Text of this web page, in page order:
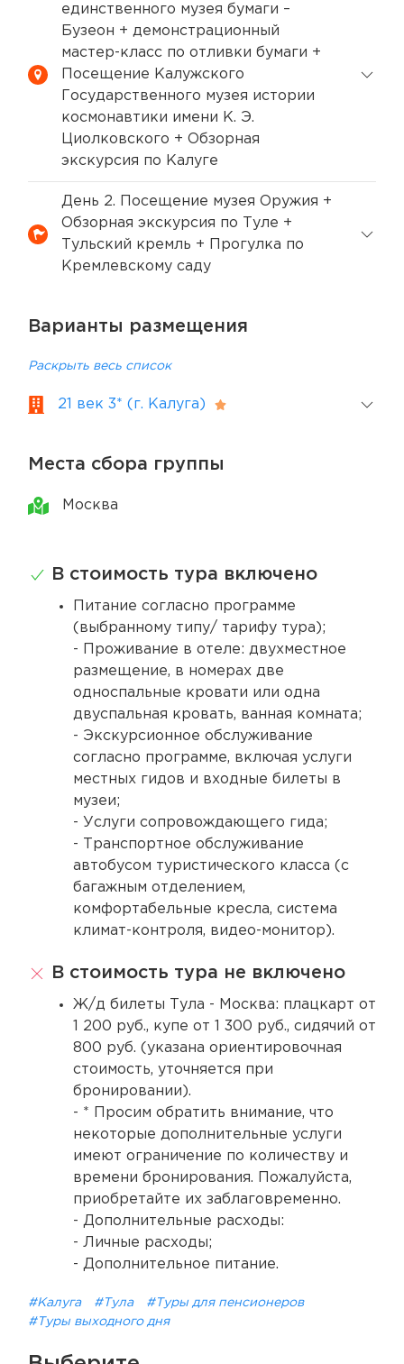
единственного музея бумаги –
Бузеон + демонстрационный
мастер-класс по отливки бумаги +
Посещение Калужского
Государственного музея истории
космонавтики имени К. Э.
Циолковского + Обзорная
экскурсия по Калуге
День 2. Посещение музея Оружия +
Обзорная экскурсия по Туле +
Тульский кремль + Прогулка по
Кремлевскому саду
Варианты размещения
Раскрыть весь список
21 век 3* (г. Калуга)
Места сбора группы
Москва
В стоимость тура включено
Питание согласно программе
(выбранному типу/ тарифу тура);
- Проживание в отеле: двухместное
размещение, в номерах две
односпальные кровати или одна
двуспальная кровать, ванная комната;
- Экскурсионное обслуживание
согласно программе, включая услуги
местных гидов и входные билеты в
музеи;
- Услуги сопровождающего гида;
- Транспортное обслуживание
автобусом туристического класса (с
багажным отделением,
комфортабельные кресла, система
климат-контроля, видео-монитор).
В стоимость тура не включено
Ж/д билеты Тула - Москва: плацкарт от
1 200 руб., купе от 1 300 руб., сидячий от
800 руб. (указана ориентировочная
стоимость, уточняется при
бронировании).
- * Просим обратить внимание, что
некоторые дополнительные услуги
имеют ограничение по количеству и
времени бронирования. Пожалуйста,
приобретайте их заблаговременно.
- Дополнительные расходы:
- Личные расходы;
- Дополнительное питание.
#Калуга #Тула
#Туры для пенсионеров
#Туры выходного дня